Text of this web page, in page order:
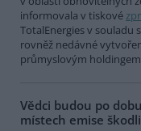
informovala v tiskové
TotalEnergies v souladu
rovněž nedávné
průmyslovým
Vědci budou po
místech emise